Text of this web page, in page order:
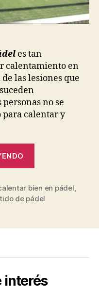
es tan
calentamiento en
las lesiones que
no se
para calentar y
Calentamiento
en
Pádel”
bien en pádel,
de pádel
interés